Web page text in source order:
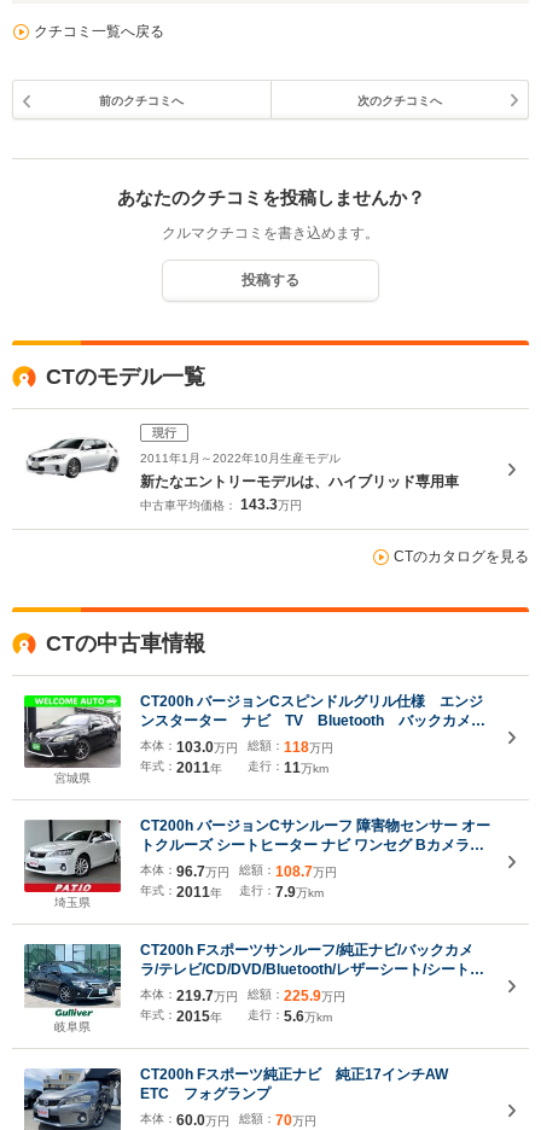
クチコミ一覧へ戻る
前のクチコミへ 次のクチコミへ
あなたのクチコミを投稿しませんか？
クルマクチコミを書き込めます。
投稿する
CTのモデル一覧
現行
2011年1月～2022年10月生産モデル
新たなエントリーモデルは、ハイブリッド専用車
中古車平均価格： 143.3万円
CTのカタログを見る
CTの中古車情報
宮城県
CT200h バージョンCスピンドルグリル仕様 エンジ
ンスターター ナビ TV Bluetooth バックカメ
ラ シートヒーター クルーズコントロール 17アル
ミ ETC スマートキー
本体： 103.0万円
年式： 2011年
総額： 118万円
走行： 11万km
埼玉県
CT200h バージョンCサンルーフ 障害物センサー オー
トクルーズ シートヒーター ナビ ワンセグ Bカメラ
LEDヘッドライト AW16インチ スマキー 禁煙車 取扱
説明書 フルフラット ABS オートライト フォグ 電格
ミラー CD
本体： 96.7万円
年式： 2011年
総額： 108.7万円
走行： 7.9万km
岐阜県
CT200h Fスポーツサンルーフ/純正ナビ/バックカメ
ラ/テレビ/CD/DVD/Bluetooth/レザーシート/シートヒ
ーター/ステアリングヒーター/クルーズコントロール/
パドルシフト/ビルトインETC/ドライブレコーダ
本体： 219.7万円
年式： 2015年
総額： 225.9万円
走行： 5.6万km
CT200h Fスポーツ純正ナビ 純正17インチAW
ETC フォグランプ
本体： 60.0万円
総額： 70万円